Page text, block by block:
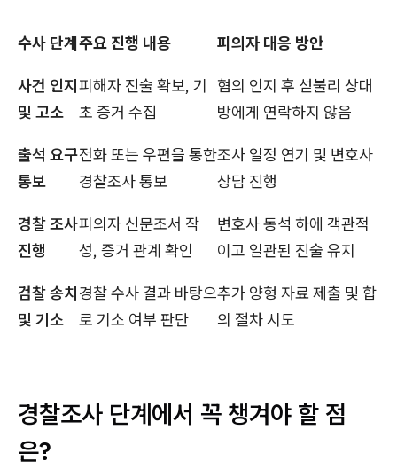
수사 단계주요 진행 내용 피의자 대응 방안
사건 인지
및 고소
피해자 진술 확보, 기
초 증거 수집
혐의 인지 후 섣불리 상대
방에게 연락하지 않음
출석 요구
통보
전화 또는 우편을 통한
경찰조사 통보
조사 일정 연기 및 변호사
상담 진행
경찰 조사
진행
피의자 신문조서 작
성, 증거 관계 확인
변호사 동석 하에 객관적
이고 일관된 진술 유지
검찰 송치
및 기소
경찰 수사 결과 바탕으
로 기소 여부 판단
추가 양형 자료 제출 및 합
의 절차 시도
경찰조사 단계에서 꼭 챙겨야 할 점
은?